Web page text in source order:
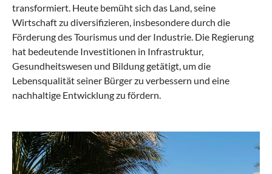
transformiert. Heute bemüht sich das Land, seine
Wirtschaft zu diversifizieren, insbesondere durch die
Förderung des Tourismus und der Industrie. Die Regierung
hat bedeutende Investitionen in Infrastruktur,
Gesundheitswesen und Bildung getätigt, um die
Lebensqualität seiner Bürger zu verbessern und eine
nachhaltige Entwicklung zu fördern.